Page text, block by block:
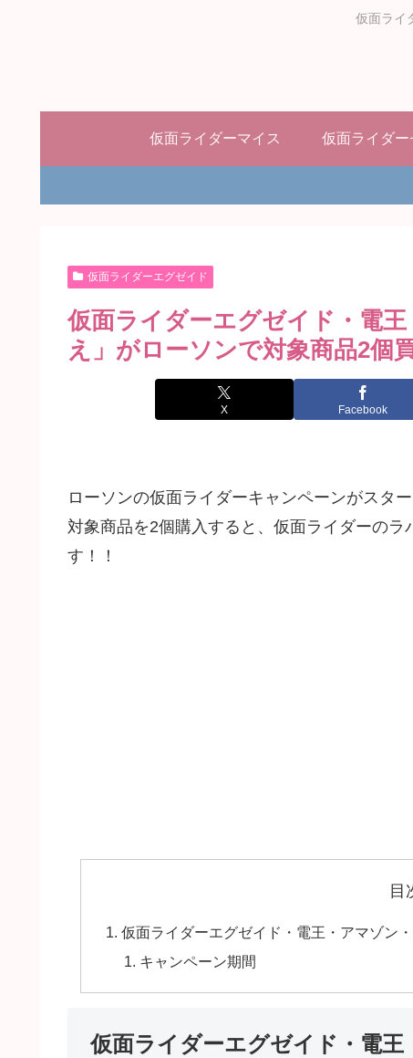
仮面ライ
仮面ライダーマイス 仮面ライダー
仮面ライダーエグゼイド
仮面ライダーエグゼイド・電
え」がローソンで対象商品2個
X Facebook
ローソンの仮面ライダーキャンペーンがスター
対象商品を2個購入すると、仮面ライダーの
す！！
目
仮面ライダーエグゼイド・電王・アマゾン
キャンペーン期間
仮面ライダーエグゼイド・電